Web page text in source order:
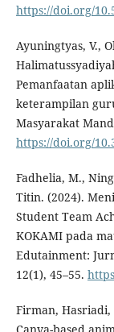
https://doi.org/
Ayuningtyas, V.,
Pemanfaatan
keterampilan
Masyarakat
https://doi.org/
Fadhelia, M.,
Titin. (2024).
Student Team
KOKAMI pada
Edutainment:
12(1), 45–55.
Firman,